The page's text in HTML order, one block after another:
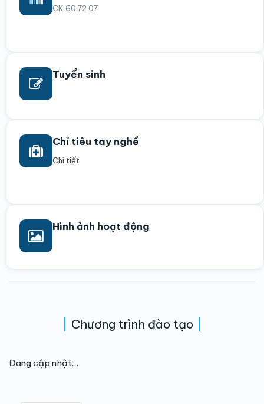
CK 60 72 07
Tuyển sinh
Chỉ tiêu tay nghề
Chi tiết
Hình ảnh hoạt động
Chương trình đào tạo
Đang cập nhật…